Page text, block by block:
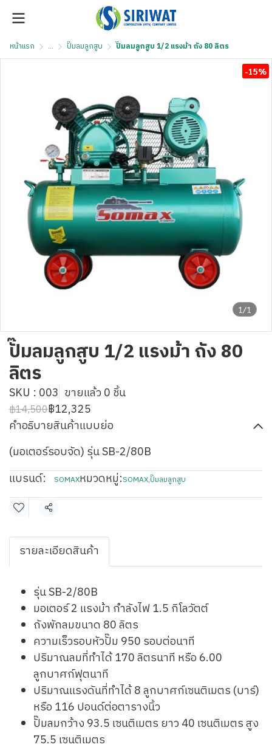
หน้าแรก ... ปั๊มลมลูกสูบ ปั๊มลมลูกสูบ 1/2 แรงม้า ถัง 80 ลิตร
1/1
-15%
ปั๊มลมลูกสูบ 1/2 แรงม้า ถัง 80
ลิตร
SKU : 003 ขายแล้ว 0 ชิ้น
฿14,500฿12,325
คำอธิบายสินค้าแบบย่อ
(มอเตอร์รอบจัด) รุ่น SB-2/80B
แบรนด์:
SOMAXหมวดหมู่:SOMAX,ปั๊มลมลูกสูบ
แชร์
รายละเอียดสินค้า
รุ่น SB-2/80B
มอเตอร์ 2 แรงม้า กำลังไฟ 1.5 กิโลวัตต์
ถังพักลมขนาด 80 ลิตร
ความเร็วรอบหัวปั๊ม 950 รอบต่อนาที
ปริมาณลมที่ทำได้ 170 ลิตรนาที หรือ 6.00
ลูกบาศก์ฟุตนาที
ปริมาณแรงดันที่ทำได้ 8 ลูกบาศก์เซนติเมตร (บาร์)
หรือ 116 ปอนด์ต่อตารางนิ้ว
ปั๊มลมกว้าง 93.5 เซนติเมตร ยาว 40 เซนติเมตร สูง
75.5 เซนติเมตร